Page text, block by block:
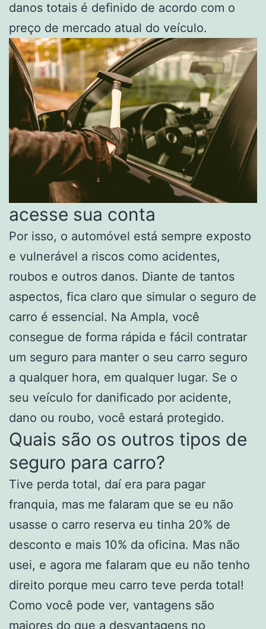
danos totais é definido de acordo com o
preço de mercado atual do veículo.
acesse sua conta
Por isso, o automóvel está sempre exposto
e vulnerável a riscos como acidentes,
roubos e outros danos. Diante de tantos
aspectos, fica claro que simular o seguro de
carro é essencial. Na Ampla, você
consegue de forma rápida e fácil contratar
um seguro para manter o seu carro seguro
a qualquer hora, em qualquer lugar. Se o
seu veículo for danificado por acidente,
dano ou roubo, você estará protegido.
Quais são os outros tipos de
seguro para carro?
Tive perda total, daí era para pagar
franquia, mas me falaram que se eu não
usasse o carro reserva eu tinha 20% de
desconto e mais 10% da oficina. Mas não
usei, e agora me falaram que eu não tenho
direito porque meu carro teve perda total!
Como você pode ver, vantagens são
maiores do que a desvantagens no